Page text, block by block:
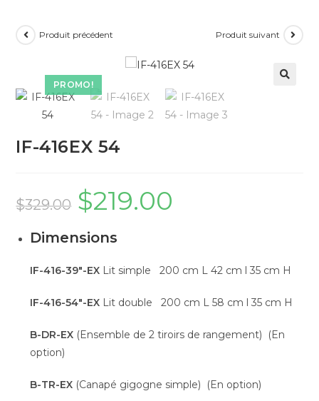
PROMO!
Produit précédent Produit suivant
IF-416EX 54
$329.00 $219.00
Dimensions
IF-416-39″-EX Lit simple 200 cm L 42 cm l 35 cm H
IF-416-54″-EX Lit double 200 cm L 58 cm l 35 cm H
B-DR-EX (Ensemble de 2 tiroirs de rangement) (En
option)
B-TR-EX (Canapé gigogne simple) (En option)